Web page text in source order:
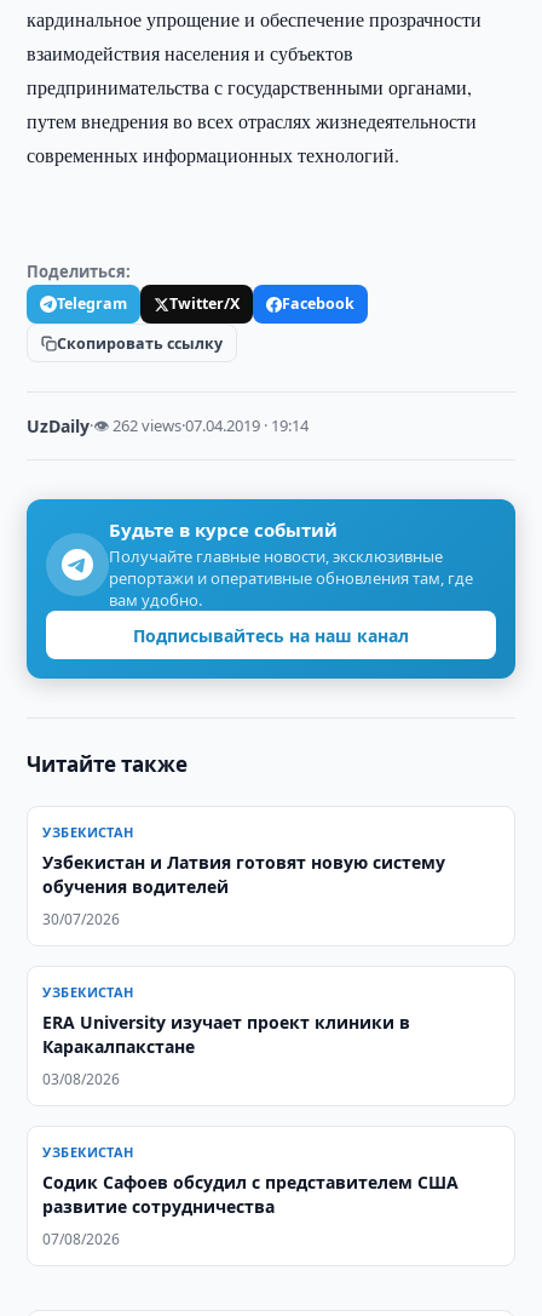
кардинальное упрощение и обеспечение прозрачности
взаимодействия населения и субъектов
предпринимательства с государственными органами,
путем внедрения во всех отраслях жизнедеятельности
современных информационных технологий.
Поделиться:
Telegram Twitter/X
Facebook
Скопировать ссылку
UzDaily·👁 262 views·07.04.2019 · 19:14
Будьте в курсе событий
Получайте главные новости, эксклюзивные
репортажи и оперативные обновления там, где
вам удобно.
Подписывайтесь на наш канал
Читайте также
УЗБЕКИСТАН
Узбекистан и Латвия готовят новую систему
обучения водителей
30/07/2026
УЗБЕКИСТАН
ERA University изучает проект клиники в
Каракалпакстане
03/08/2026
УЗБЕКИСТАН
Содик Сафоев обсудил с представителем США
развитие сотрудничества
07/08/2026